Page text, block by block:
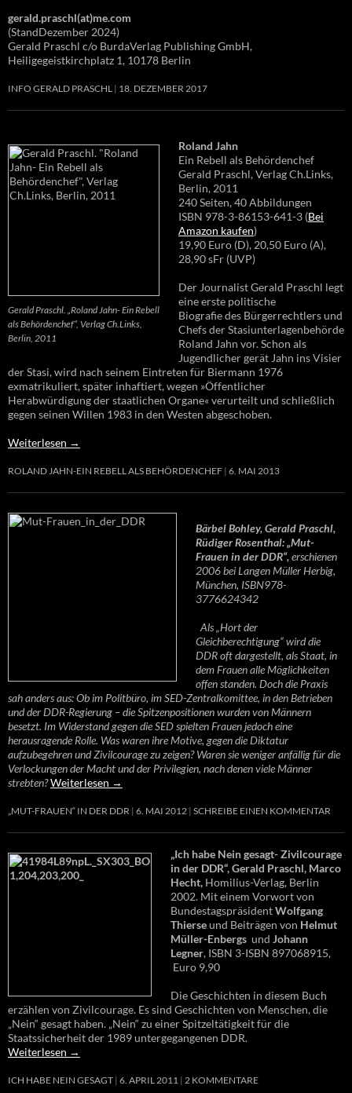
gerald.praschl(at)me.com
(StandDezember 2024)
Gerald Praschl c/o BurdaVerlag Publishing GmbH,
Heiligegeistkirchplatz 1, 10178 Berlin
INFO GERALD PRASCHL 18. DEZEMBER 2017
Gerald Praschl. „Roland Jahn- Ein Rebell
als Behördenchef“, Verlag Ch.Links,
Berlin, 2011
Roland Jahn
Ein Rebell als Behördenchef
Gerald Praschl, Verlag Ch.Links,
Berlin, 2011
240 Seiten, 40 Abbildungen
ISBN 978-3-86153-641-3 (Bei
Amazon kaufen)
19,90 Euro (D), 20,50 Euro (A),
28,90 sFr (UVP)
Der Journalist Gerald Praschl legt
eine erste politische
Biografie des Bürgerrechtlers und
Chefs der Stasiunterlagenbehörde
Roland Jahn vor. Schon als
Jugendlicher gerät Jahn ins Visier
der Stasi, wird nach seinem Eintreten für Biermann 1976
exmatrikuliert, später inhaftiert, wegen »Öffentlicher
Herabwürdigung der staatlichen Organe« verurteilt und schließlich
gegen seinen Willen 1983 in den Westen abgeschoben.
Weiterlesen →
ROLAND JAHN-EIN REBELL ALS BEHÖRDENCHEF 6. MAI 2013
Bärbel Bohley, Gerald Praschl,
Rüdiger Rosenthal: „Mut-
Frauen in der DDR“,erschienen
2006 bei Langen Müller Herbig,
München, ISBN978-
3776624342
Als „Hort der
Gleichberechtigung“ wird die
DDR oft dargestellt, als Staat, in
dem Frauen alle Möglichkeiten
offen standen. Doch die Praxis
sah anders aus: Ob im Politbüro, im SED-Zentralkomittee, in den Betrieben
und der DDR-Regierung – die Spitzenpositionen wurden von Männern
besetzt. Im Widerstand gegen die SED spielten Frauen jedoch eine
herausragende Rolle. Was waren ihre Motive, gegen die Diktatur
aufzubegehren und Zivilcourage zu zeigen? Waren sie weniger anfällig für die
Verlockungen der Macht und der Privilegien, nach denen viele Männer
strebten?Weiterlesen →
„MUT-FRAUEN“ IN DER DDR 6. MAI 2012 SCHREIBE EINEN KOMMENTAR
„Ich habe Nein gesagt- Zivilcourage
in der DDR“, Gerald Praschl, Marco
Hecht, Homilius-Verlag, Berlin
2002. Mit einem Vorwort von
BundestagspräsidentWolfgang
Thierseund Beiträgen von Helmut
Müller-Enbergs und Johann
Legner, ISBN 3-ISBN 897068915,
Euro 9,90
Die Geschichten in diesem Buch
erzählen von Zivilcourage. Es sind Geschichten von Menschen, die
„Nein“ gesagt haben. „Nein“ zu einer Spitzeltätigkeit für die
Staatssicherheit der 1989 untergegangenen DDR.
Weiterlesen →
ICH HABE NEIN GESAGT 6. APRIL 2011 2 KOMMENTARE